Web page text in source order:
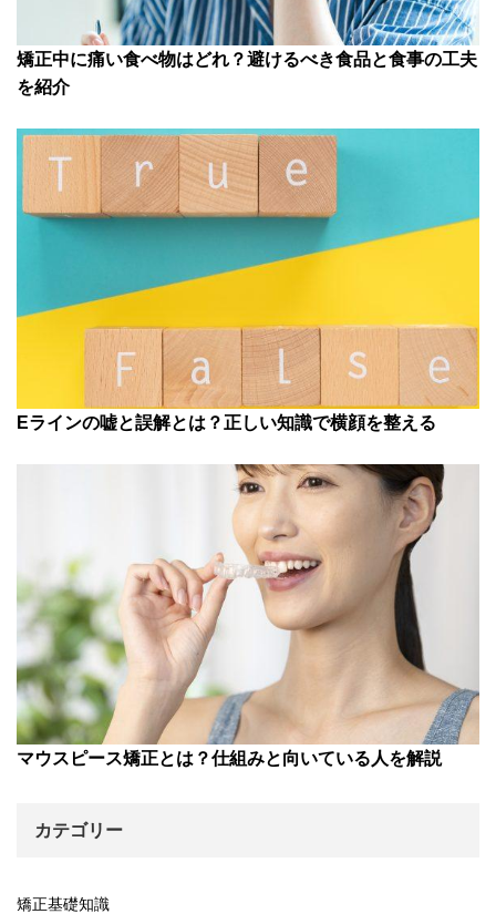
矯正中に痛い食べ物はどれ？避けるべき食品と食事の工夫
を紹介
Eラインの嘘と誤解とは？正しい知識で横顔を整える
マウスピース矯正とは？仕組みと向いている人を解説
カテゴリー
矯正基礎知識